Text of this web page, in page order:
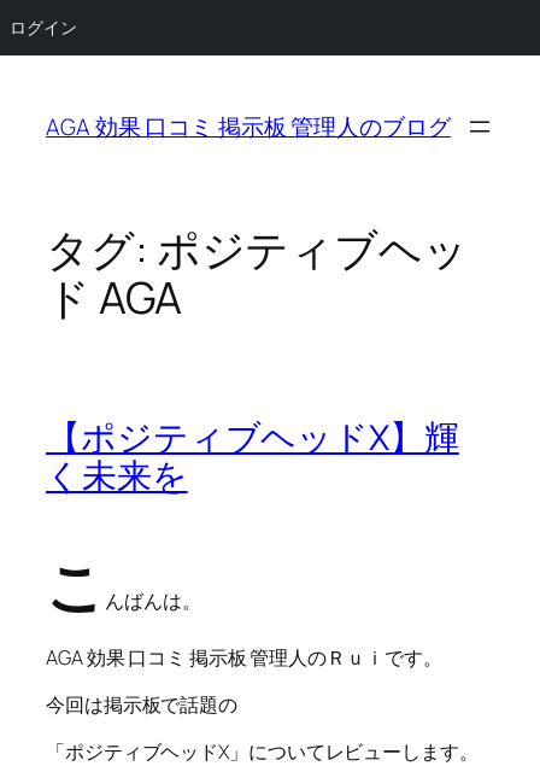
ログイン
AGA 効果 口コミ 掲示板 管理人のブログ
タグ: ポジティブヘッ
ド AGA
【ポジティブヘッドX】輝
く未来を
こ んばんは。
AGA 効果 口コミ 掲示板 管理人のＲｕｉです。
今回は掲示板で話題の
「ポジティブヘッドX」 についてレビューします。